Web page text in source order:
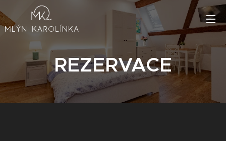
REZERVACE